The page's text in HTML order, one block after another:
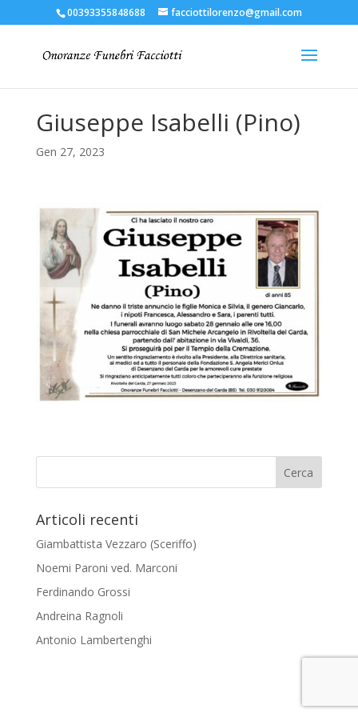
00393355848688 facciottilorenzo@gmail.com
Giuseppe Isabelli (Pino)
Gen 27, 2023
Articoli recenti
Giambattista Vezzaro (Sceriffo)
Noemi Paroni ved. Marconi
Ferdinando Grossi
Andreina Ragnoli
Antonio Lambertenghi